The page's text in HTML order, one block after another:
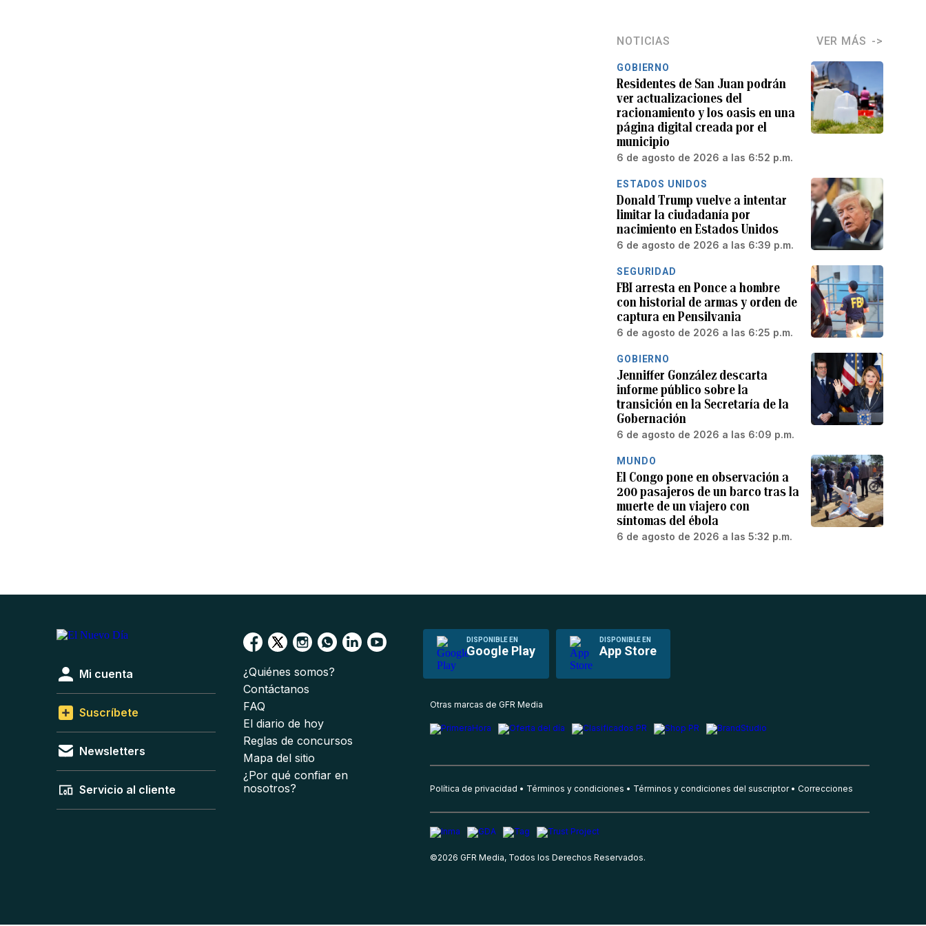
NOTICIAS VER MÁS
GOBIERNO
Residentes de San Juan podrán
ver actualizaciones del
racionamiento y los oasis en una
página digital creada por el
municipio
6 de agosto de 2026 a las 6:52 p.m.
ESTADOS UNIDOS
Donald Trump vuelve a intentar
limitar la ciudadanía por
nacimiento en Estados Unidos
6 de agosto de 2026 a las 6:39 p.m.
SEGURIDAD
FBI arresta en Ponce a hombre
con historial de armas y orden de
captura en Pensilvania
6 de agosto de 2026 a las 6:25 p.m.
GOBIERNO
Jenniffer González descarta
informe público sobre la
transición en la Secretaría de la
Gobernación
6 de agosto de 2026 a las 6:09 p.m.
MUNDO
El Congo pone en observación a
200 pasajeros de un barco tras la
muerte de un viajero con
síntomas del ébola
6 de agosto de 2026 a las 5:32 p.m.
DISPONIBLE EN
Google Play
DISPONIBLE EN
App Store
Mi cuenta
Suscríbete
Newsletters
Servicio al cliente
¿Quiénes somos?
Contáctanos
FAQ
El diario de hoy
Reglas de concursos
Mapa del sitio
¿Por qué confiar en
nosotros?
Otras marcas de GFR Media
Política de privacidad Términos y condiciones Términos y condiciones del suscriptor Correcciones
©2026 GFR Media, Todos los Derechos Reservados.